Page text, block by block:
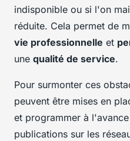
indisponible ou si l'on
réduite. Cela permet de
vie professionnelle et
une qualité de service.
Pour surmonter ces
peuvent être mises en
et programmer à
publications sur les